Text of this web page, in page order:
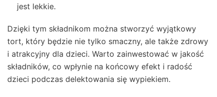
jest lekkie.
Dzięki tym składnikom można stworzyć wyjątkowy
tort, który będzie nie tylko smaczny, ale także zdrowy
i atrakcyjny dla dzieci. Warto zainwestować w jakość
składników, co wpłynie na końcowy efekt i radość
dzieci podczas delektowania się wypiekiem.